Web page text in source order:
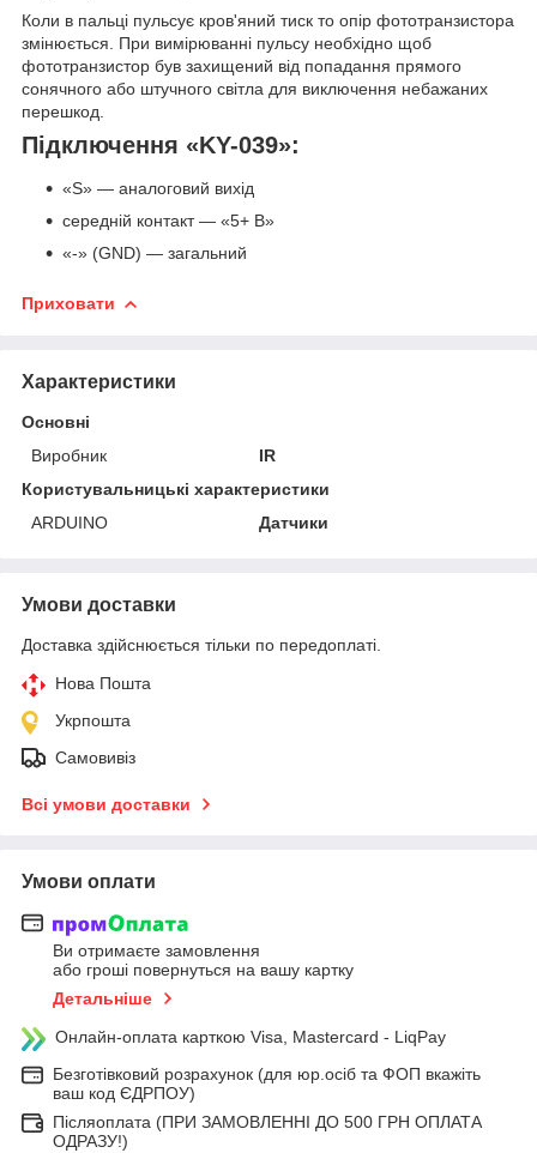
Коли в пальці пульсує кров'яний тиск то опір фототранзистора
змінюється. При вимірюванні пульсу необхідно щоб
фототранзистор був захищений від попадання прямого
сонячного або штучного світла для виключення небажаних
перешкод.
Підключення «KY-039»:
«S» — аналоговий вихід
середній контакт — «5+ В»
«-» (GND) — загальний
Приховати
Характеристики
Основні
Виробник
IR
Користувальницькі характеристики
ARDUINO
Датчики
Умови доставки
Доставка здійснюється тільки по передоплаті.
Нова Пошта
Укрпошта
Самовивіз
Всі умови доставки
Умови оплати
Ви отримаєте замовлення
або гроші повернуться на вашу картку
Детальніше
Онлайн-оплата карткою Visa, Mastercard - LiqPay
Безготівковий розрахунок (для юр.осіб та ФОП вкажіть
ваш код ЄДРПОУ)
Післяоплата (ПРИ ЗАМОВЛЕННІ ДО 500 ГРН ОПЛАТА
ОДРАЗУ!)